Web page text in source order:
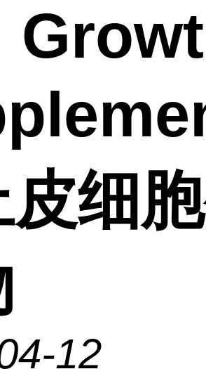
细
12